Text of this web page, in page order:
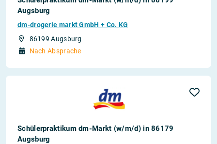
Augsburg
dm-drogerie markt GmbH + Co. KG
86199 Augsburg
Nach Absprache
Schülerpraktikum dm-Markt (w/m/d) in 86179
Augsburg